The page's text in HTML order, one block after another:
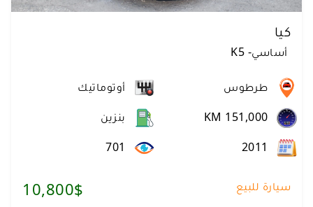
كيا
-
K5
طرطوس
أوتوماتيك
بنزين
سيارة للبيع 10,800$